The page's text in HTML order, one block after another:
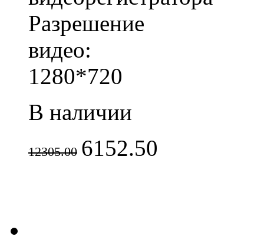
Разрешение
видео:
1280*720
В наличии
12305.00 6152.50